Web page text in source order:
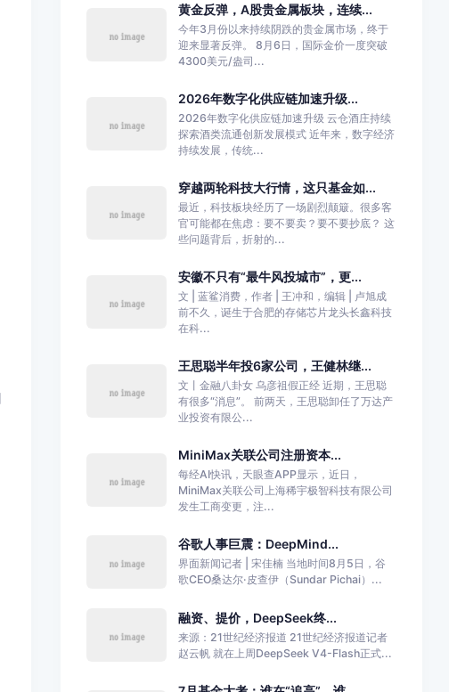
黄金反弹，A股贵金属板块，连续...
今年3月份以来持续阴跌的贵金属市场，终于
迎来显著反弹。 8月6日，国际金价一度突破
4300美元/盎司...
2026年数字化供应链加速升级...
2026年数字化供应链加速升级 云仓酒庄持续
探索酒类流通创新发展模式 近年来，数字经济
持续发展，传统...
穿越两轮科技大行情，这只基金如...
最近，科技板块经历了一场剧烈颠簸。很多客
官可能都在焦虑：要不要卖？要不要抄底？ 这
些问题背后，折射的...
安徽不只有“最牛风投城市”，更...
文 | 蓝鲨消费，作者 | 王冲和，编辑 | 卢旭成
前不久，诞生于合肥的存储芯片龙头长鑫科技
在科...
王思聪半年投6家公司，王健林继...
文丨金融八卦女 乌彦祖假正经 近期，王思聪
有很多“消息”。 前两天，王思聪卸任了万达产
业投资有限公...
MiniMax关联公司注册资本...
每经AI快讯，天眼查APP显示，近日，
MiniMax关联公司上海稀宇极智科技有限公司
发生工商变更，注...
谷歌人事巨震：DeepMind...
界面新闻记者 | 宋佳楠 当地时间8月5日，谷
歌CEO桑达尔·皮查伊（Sundar Pichai）...
融资、提价，DeepSeek终...
来源：21世纪经济报道 21世纪经济报道记者
赵云帆 就在上周DeepSeek V4-Flash正式...